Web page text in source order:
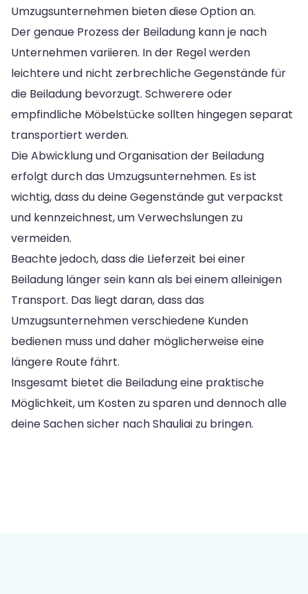
Umzugsunternehmen bieten diese Option an.
Der genaue Prozess der Beiladung kann je nach
Unternehmen variieren. In der Regel werden
leichtere und nicht zerbrechliche Gegenstände für
die Beiladung bevorzugt. Schwerere oder
empfindliche Möbelstücke sollten hingegen separat
transportiert werden.
Die Abwicklung und Organisation der Beiladung
erfolgt durch das Umzugsunternehmen. Es ist
wichtig, dass du deine Gegenstände gut verpackst
und kennzeichnest, um Verwechslungen zu
vermeiden.
Beachte jedoch, dass die Lieferzeit bei einer
Beiladung länger sein kann als bei einem alleinigen
Transport. Das liegt daran, dass das
Umzugsunternehmen verschiedene Kunden
bedienen muss und daher möglicherweise eine
längere Route fährt.
Insgesamt bietet die Beiladung eine praktische
Möglichkeit, um Kosten zu sparen und dennoch alle
deine Sachen sicher nach Shauliai zu bringen.